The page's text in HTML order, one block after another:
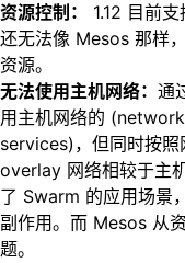
资源控制：
1.12 目前
还无法像 Mesos 那样
资源。
无法使用主机网络： 通
用主机网络的
services)，但同时按照
overlay 网络相较于主
了 Swarm 的应用场景
副作用。而 Mesos 从
题。